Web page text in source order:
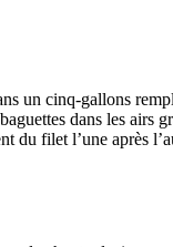
un cinq-gallons
dans les
du filet l’une après